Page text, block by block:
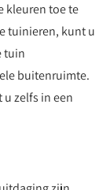
kleuren toe te
tuinieren, kunt u
tuin
buitenruimte.
zelfs in een